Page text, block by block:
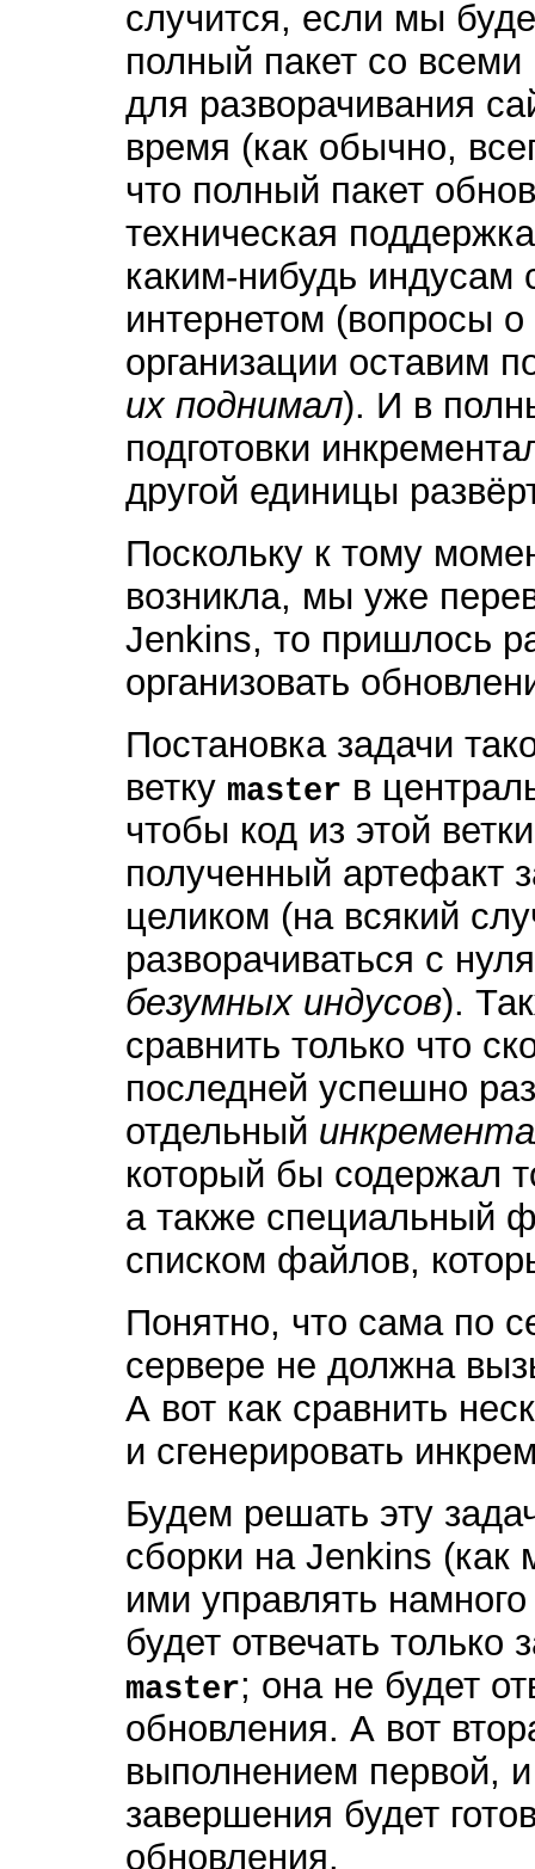
случится, если мы
полный пакет со
для разворачивания
время (как обычно,
что полный пакет
техническая
каким-нибудь
интернетом (вопросы
организации оставим
их поднимал). И в
подготовки
другой единицы
Поскольку к тому
возникла, мы уже
Jenkins, то пришлось
организовать
Постановка задачи
ветку master в
чтобы код из этой
полученный артефакт
целиком (на всякий
разворачиваться с
безумных индусов).
сравнить только что
последней успешно
отдельный
который бы содержал
а также специальный
списком файлов,
Понятно, что сама по
сервере не должна
А вот как сравнить
и сгенерировать
Будем решать эту
сборки на Jenkins
ими управлять
будет отвечать только
master; она не будет
обновления. А вот
выполнением первой,
завершения будет
обновления.